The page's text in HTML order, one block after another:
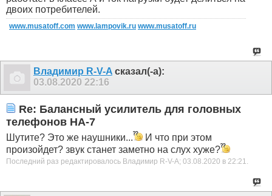
двоих потребителей.
www.musatoff.com www.lampovik.ru www.musatoff.ru
Владимир R-V-A сказал(-а):
03.08.2020 22:16
Re: Балансный усилитель для головных
телефонов HA-7
Шутите? Это же наушники...
И что при этом
произойдет? звук станет заметно на слух хуже?
Последний раз редактировалось Владимир R-V-A; 03.08.2020 в 22:21